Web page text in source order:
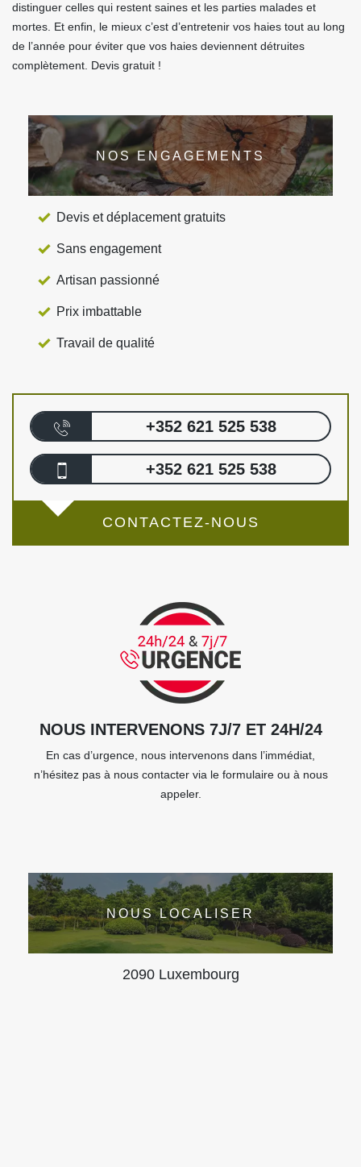
distinguer celles qui restent saines et les parties malades et
mortes. Et enfin, le mieux c’est d’entretenir vos haies tout au long
de l’année pour éviter que vos haies deviennent détruites
complètement. Devis gratuit !
NOS ENGAGEMENTS
Devis et déplacement gratuits
Sans engagement
Artisan passionné
Prix imbattable
Travail de qualité
+352 621 525 538
+352 621 525 538
CONTACTEZ-NOUS
NOUS INTERVENONS 7J/7 ET 24H/24
En cas d’urgence, nous intervenons dans l’immédiat,
n’hésitez pas à nous contacter via le formulaire ou à nous
appeler.
NOUS LOCALISER
2090 Luxembourg